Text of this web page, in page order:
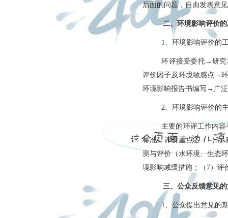
后面的问题，自由发表意
二、环境影响评价
1、环境影响评价的
环评接受委托→ 研
评价因子及环境敏感点 →
环境影响报告书编写 → 广
2 、环境影响评价的
主要的环评工作内容
标准、评价重点等；（2）
测与评价（水环境、生态
境影响减缓措施；（ 7）评
三、公众反馈意见
1、公众提出意见的